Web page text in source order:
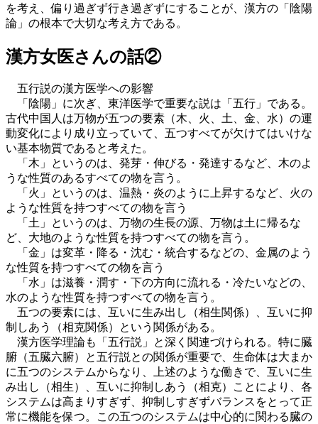
を考え、偏り過ぎず行き過ぎずにすることが、漢方の「陰陽
論」の根本で大切な考え方である。
漢方女医さんの話②
五行説の漢方医学への影響
「陰陽」に次ぎ、東洋医学で重要な説は「五行」である。
古代中国人は万物が五つの要素（木、火、土、金、水）の運
動変化により成り立っていて、五つすべてが欠けてはいけな
い基本物質であると考えた。
「木」というのは、発芽・伸びる・発達するなど、木のよ
うな性質のあるすべての物を言う。
「火」というのは、温熱・炎のように上昇するなど、火の
ような性質を持つすべての物を言う
「土」というのは、万物の生長の源、万物は土に帰るな
ど、大地のような性質を持つすべての物を言う。
「金」は変革・降る・沈む・統合するなどの、金属のよう
な性質を持つすべての物を言う
「水」は滋養・潤す・下の方向に流れる・冷たいなどの、
水のような性質を持つすべての物を言う。
五つの要素には、互いに生み出し（相生関係）、互いに抑
制しあう（相克関係）という関係がある。
漢方医学理論も「五行説」と深く関連づけられる。特に臓
腑（五臓六腑）と五行説との関係が重要で、生命体は大まか
に五つのシステムからなり、上述のような働きで、互いに生
み出し（相生）、互いに抑制しあう（相克）ことにより、各
システムは高まりすぎず、抑制しすぎずバランスをとって正
常に機能を保つ。この五つのシステムは中心的に関わる臓の